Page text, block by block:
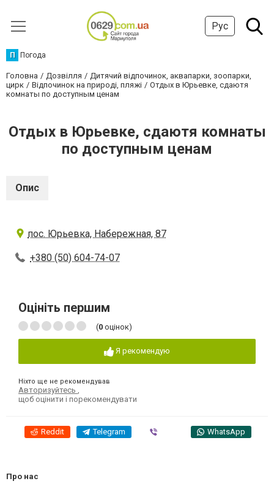
Рус
П Погода
Головна Дозвілля
Дитячий відпочинок, аквапарки, зоопарки,
цирк
Відпочинок на природі, пляжі
Отдых в Юрьевке, сдаютя
комнаты по доступным ценам
Отдых в Юрьевке, сдаютя комнаты
по доступным ценам
Опис
пос. Юрьевка, Набережная, 87
+380 (50) 604-74-07
Оцініть першим
(0 оцінок)
Я рекомендую
Ніхто ще не рекомендував
Авторизуйтесь
щоб оцінити і порекомендувати
Reddit Telegram WhatsApp
Про нас